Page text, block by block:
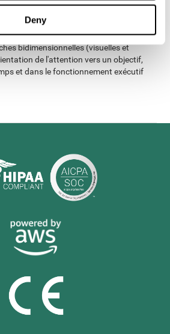
Deny
adultes âgés souffrant d'insomnie.
marquée dans la mémoire,
bidimensionnelles (visuelles et
de l'attention vers un objectif,
et dans le fonctionnement exécutif